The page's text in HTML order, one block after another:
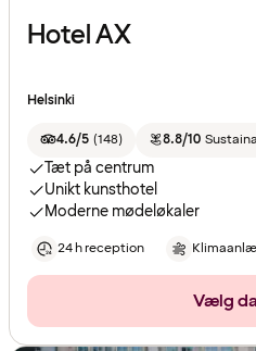
Hotel AX
Helsinki
4.6/5 (148) 8.8/10
Tæt på centrum
Unikt kunsthotel
Moderne mødeløkaler
24 h reception
Vælg